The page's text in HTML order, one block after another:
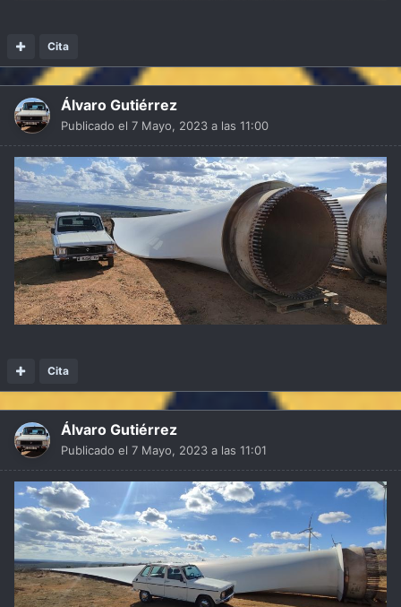
Cita
Álvaro Gutiérrez
Publicado el 7 Mayo, 2023 a las 11:00
Cita
Álvaro Gutiérrez
Publicado el 7 Mayo, 2023 a las 11:01